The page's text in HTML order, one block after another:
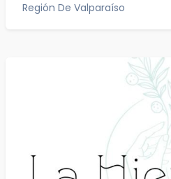
Región De Valparaíso